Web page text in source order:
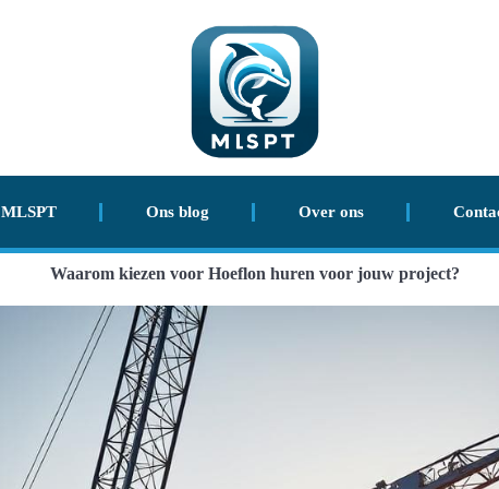
MLSPT Ons blog Over ons
Waarom kiezen voor Hoeflon huren voor jouw project?